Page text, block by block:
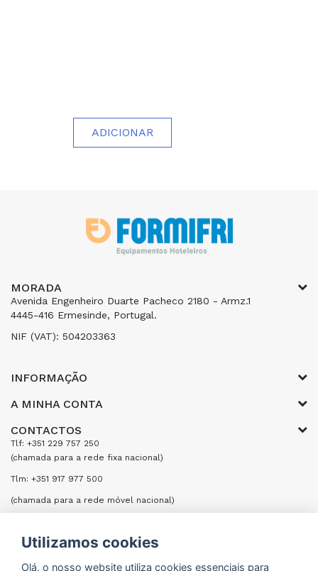
ADICIONAR
MORADA
Avenida Engenheiro Duarte Pacheco 2180 - Armz.1
4445-416 Ermesinde, Portugal.
NIF (VAT): 504203363
INFORMAÇÃO
A MINHA CONTA
CONTACTOS
Tlf: +351 229 757 250
(chamada para a rede fixa nacional)
Tlm: +351 917 977 500
(chamada para a rede móvel nacional)
ENVIAR UMA MENSAGEM
Utilizamos cookies
Olá, o nosso website utiliza cookies essenciais para